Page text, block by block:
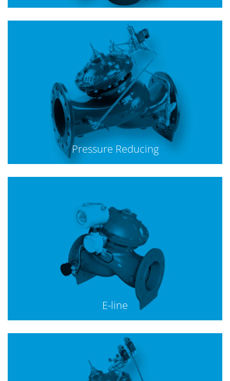
Pressure Reducing
E-line